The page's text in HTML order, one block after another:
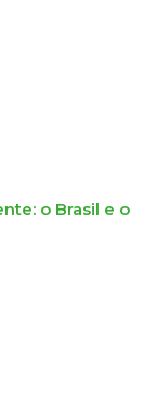
o Brasil e o